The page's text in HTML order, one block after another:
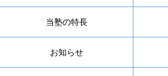
当塾の特長
お知らせ